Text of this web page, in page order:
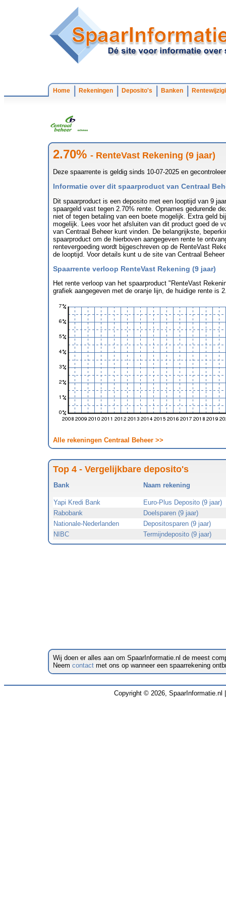
Home Rekeningen Deposito's Banken
2.70% - RenteVast Rekening (9 jaar)
Deze spaarrente is geldig sinds 10-07-2025 en
Informatie over dit spaarproduct van Centraal
Dit spaarproduct is een deposito met een looptijd van 9
spaargeld vast tegen 2.70% rente. Opnames gedurende
niet of tegen betaling van een boete mogelijk. Extra geld
mogelijk. Lees voor het afsluiten van dit product goed de
van Centraal Beheer kunt vinden. De belangrijkste,
spaarproduct om de hierboven aangegeven rente te
rentevergoeding wordt bijgeschreven op de RenteVast
de looptijd. Voor details kunt u de site van Centraal Beheer
Spaarrente verloop RenteVast Rekening (9 jaar)
Het rente verloop van het spaarproduct "RenteVast
grafiek aangegeven met de oranje lijn, de huidige rente is
Alle rekeningen Centraal Beheer >>
Top 4 - Vergelijkbare deposito's
Bank Naam rekening
Yapi Kredi Bank
Euro-Plus Deposito (9 jaar)
Rabobank
Doelsparen (9 jaar)
Nationale-Nederlanden
Depositosparen (9 jaar)
NIBC
Termijndeposito (9 jaar)
Wij doen er alles aan om SpaarInformatie.nl de meest
Neem contact met ons op wanneer een spaarrekening
Copyright © 2026, SpaarInformatie.nl